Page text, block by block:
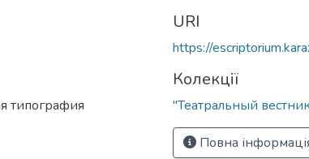
типография
URI
https://
Колекції
"Театральный
Повна